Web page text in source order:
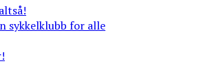
sykkelklubb for alle